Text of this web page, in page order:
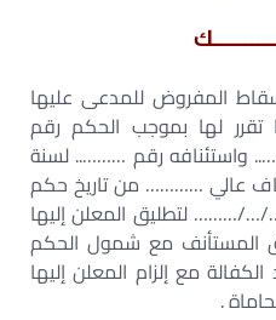
المفروض للمدعى عليها
تقرر لها بموجب الحكم رقم
رقم ……….. لسنة
عالي ………… من تاريخ حكم
…/……… لتطليق المعلن إليها
المستأنف مع شمول الحكم
مع إلزام المعلن إليها
.